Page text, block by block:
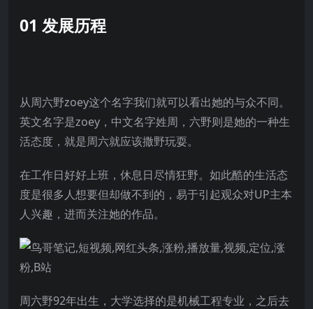
01 发展历程
从周六野zoey这个名字我们就可以看出她的与众不同。
英文名字是zoey，中文名字姓周，六野则是她的一种生
活态度，就是周六就应该撒野玩耍。
在工作日好好上班，休息日尽情狂野。如此酷的生活态
度是很多人想要但却做不到的，易于引起观众对UP主本
人兴趣，进而关注她的作品。
周六野92年出生，大学选择的是机械工程专业，之后去